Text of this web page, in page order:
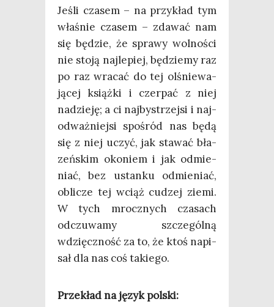
Jeśli cza­sem – na przy­kład tym
wła­śnie cza­sem – zda­wać nam
się będzie, że spra­wy wol­no­ści
nie sto­ją naj­le­piej, będzie­my raz
po raz wra­cać do tej olśnie­wa­
ją­cej książ­ki i czer­pać z niej
nadzie­ję; a ci naj­by­strzej­si i naj­
od­waż­niej­si spo­śród nas będą
się z niej uczyć, jak sta­wać bła­
zeń­skim oko­niem i jak odmie­
niać, bez ustan­ku odmie­niać,
obli­cze tej wciąż cudzej zie­mi.
W tych mrocz­nych cza­sach
odczu­wa­my szcze­gól­ną
wdzięcz­ność za to, że ktoś napi­
sał dla nas coś takiego.
Prze­kład na język polski: